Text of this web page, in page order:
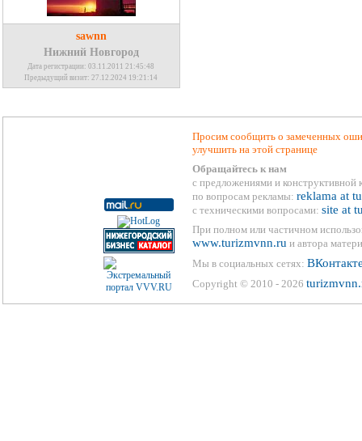
sawnn
Нижний Новгород
Дата регистрации: 03.11.2011 21:45:48
Предыдущий визит: 27.12.2024 19:21:14
Просим сообщить о замеченных
улучшить на этой странице
Обращайтесь к нам
с предложениями и конструктивной
по вопросам рекламы: reklama at
с техническими вопросами: site at
При полном или частичном
www.turizmvnn.ru и автора
Мы в социальных сетях:
Copyright © 2010 - 2026